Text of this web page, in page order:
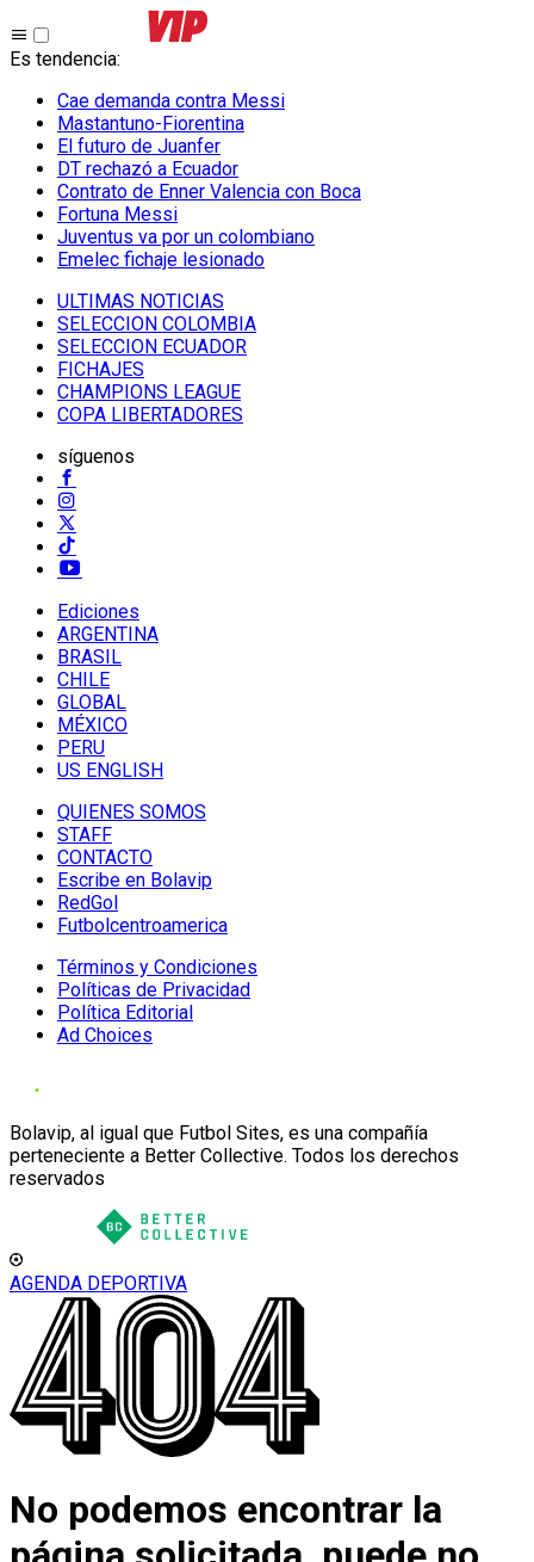
Es tendencia:
Cae demanda contra Messi
Mastantuno-Fiorentina
El futuro de Juanfer
DT rechazó a Ecuador
Contrato de Enner Valencia con Boca
Fortuna Messi
Juventus va por un colombiano
Emelec fichaje lesionado
ULTIMAS NOTICIAS
SELECCION COLOMBIA
SELECCION ECUADOR
FICHAJES
CHAMPIONS LEAGUE
COPA LIBERTADORES
síguenos
Ediciones
ARGENTINA
BRASIL
CHILE
GLOBAL
MÉXICO
PERU
US ENGLISH
QUIENES SOMOS
STAFF
CONTACTO
Escribe en Bolavip
RedGol
Futbolcentroamerica
Términos y Condiciones
Políticas de Privacidad
Política Editorial
Ad Choices
Bolavip, al igual que Futbol Sites, es una compañía
perteneciente a Better Collective. Todos los derechos
reservados
AGENDA DEPORTIVA
No podemos encontrar la